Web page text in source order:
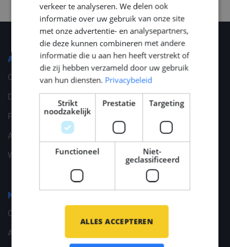
Algemeen
Cookies
Disclaimer
Privacy statement
Algemene voorwaarden
Wijzig jouw cookievoorkeuren
Middle Point
Contact
Algemene gegevens
verkeer te analyseren. We delen ook
informatie over uw gebruik van onze site
met onze advertentie- en analysepartners,
die deze kunnen combineren met andere
informatie die u aan hen heeft verstrekt of
die zij hebben verzameld door uw gebruik
van hun diensten. Privacybeleid
Strikt
noodzakelijk
Prestatie Targeting
Functioneel
Niet-
geclassificeerd
ALLES ACCEPTEREN